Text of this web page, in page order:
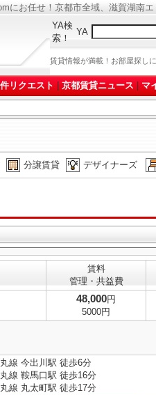
にお任せ！京都市全域、滋賀湖南
YA検
索！
YA
賃貸情報が満載！お部屋探し
リクエスト 京都賃貸ニュース マ
分譲賃貸 デザイナーズ
賃料
管理・共益費
48,000円
5000円
線 今出川駅 徒歩6分
線 鞍馬口駅 徒歩16分
線 丸太町駅 徒歩17分